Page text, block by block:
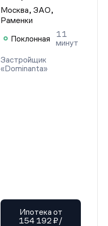
Москва, ЗАО,
Раменки
Поклонная
11
минут
Застройщик
«Dominanta»
Ипотека от
154 192 ₽/